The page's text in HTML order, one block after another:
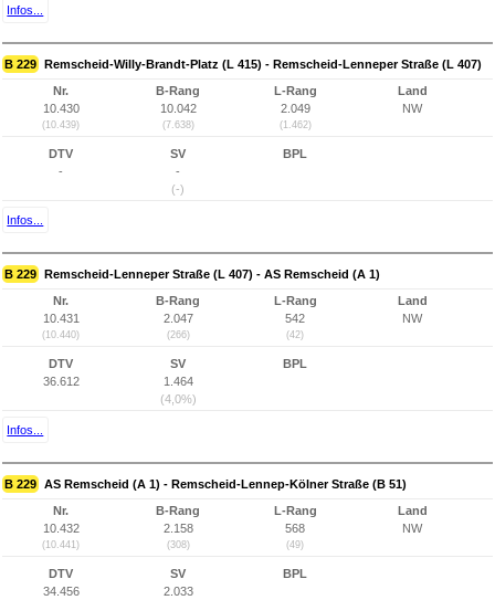
Infos...
B 229 Remscheid-Willy-Brandt-Platz (L 415) - Remscheid-Lenneper Straße (L 407)
Nr.
10.430
(10.439)
B-Rang
10.042
(7.638)
L-Rang
2.049
(1.462)
Land
NW
DTV
-
SV
-
(-)
BPL
Infos...
B 229 Remscheid-Lenneper Straße (L 407) - AS Remscheid (A 1)
Nr.
10.431
(10.440)
B-Rang
2.047
(266)
L-Rang
542
(42)
Land
NW
DTV
36.612
SV
1.464
(4,0%)
BPL
Infos...
B 229 AS Remscheid (A 1) - Remscheid-Lennep-Kölner Straße (B 51)
Nr.
10.432
(10.441)
B-Rang
2.158
(308)
L-Rang
568
(49)
Land
NW
DTV
34.456
SV
2.033
BPL